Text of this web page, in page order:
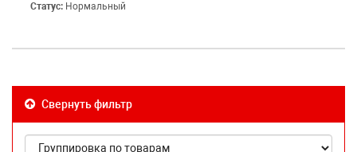
Статус: Нормальный
Свернуть фильтр